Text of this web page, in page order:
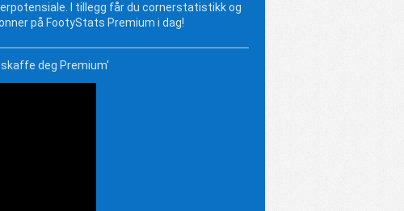
I tillegg får du cornerstatistikk og
på FootyStats Premium i dag!
skaffe deg Premium'